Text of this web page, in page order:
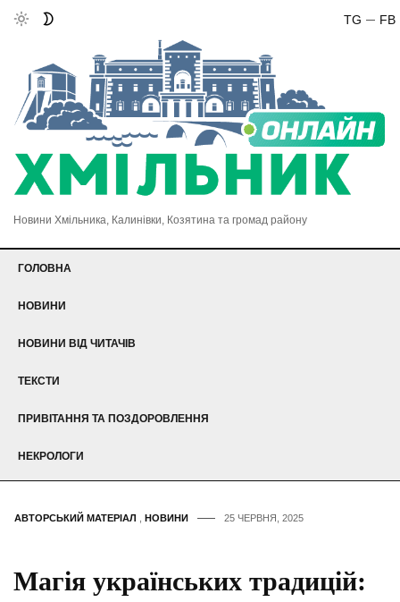
FB
TG
Новини Хмільника, Калинівки, Козятина та громад району
ГОЛОВНА
НОВИНИ
НОВИНИ ВІД ЧИТАЧІВ
ТЕКСТИ
ПРИВІТАННЯ ТА ПОЗДОРОВЛЕННЯ
НЕКРОЛОГИ
АВТОРСЬКИЙ МАТЕРІАЛ НОВИНИ 25 ЧЕРВНЯ, 2025
Магія українських традицій: